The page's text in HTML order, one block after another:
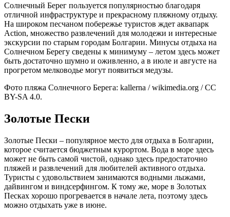
Солнечный Берег пользуется популярностью благодаря
отличной инфраструктуре и прекрасному пляжному отдыху.
На широком песчаном побережье туристов ждет аквапарк
Action, множество развлечений для молодежи и интересные
экскурсии по старым городам Болгарии. Минусы отдыха на
Солнечном Берегу сведены к минимуму – летом здесь может
быть достаточно шумно и оживленно, а в июле и августе на
прогретом мелководье могут появиться медузы.
Фото пляжа Солнечного Берега: kallerna / wikimedia.org / CC
BY-SA 4.0.
Золотые Пески
Золотые Пески – популярное место для отдыха в Болгарии,
которое считается бюджетным курортом. Вода в море здесь
может не быть самой чистой, однако здесь предостаточно
пляжей и развлечений для любителей активного отдыха.
Туристы с удовольствием занимаются водными лыжами,
дайвингом и виндсерфингом. К тому же, море в Золотых
Песках хорошо прогревается в начале лета, поэтому здесь
можно отдыхать уже в июне.